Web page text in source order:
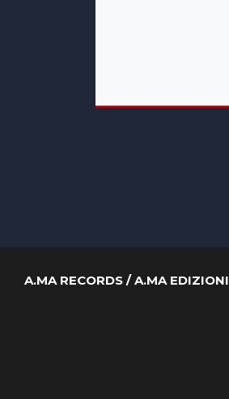
A.MA RECORDS / A.MA EDIZIONI